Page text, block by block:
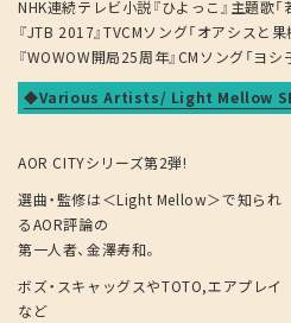
NHK連続テレビ小説『ひよっこ』主題歌「
『JTB 2017』TVCMソング「オアシスと果
『WOWOW開局25周年』CMソング「ヨシ
◆Various Artists/ Light Mellow
AOR CITYシリーズ第2弾!
選曲・監修は＜Light Mellow＞で知られ
るAOR評論の
第一人者、金澤寿和。
ボズ・スキャッグスやTOTO,エアプレイ
など